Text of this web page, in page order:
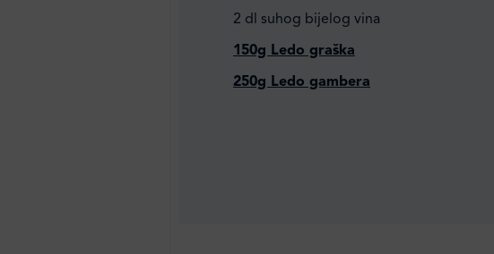
2 dl suhog bijelog vina
150g Ledo graška
250g Ledo gambera